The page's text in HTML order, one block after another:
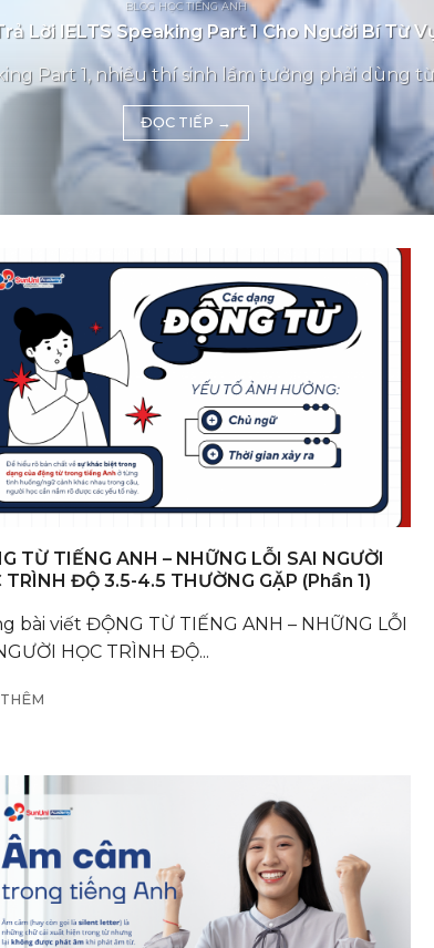
BLOG HỌC TIẾNG ANH
Lời IELTS Speaking Part 1 Cho Người Bí Từ
Part 1, nhiều thí sinh lầm tưởng phải dùng
ĐỌC TIẾP →
TỪ TIẾNG ANH – NHỮNG LỖI SAI NGƯỜI
TRÌNH ĐỘ 3.5-4.5 THƯỜNG GẶP (Phần 1)
bài viết ĐỘNG TỪ TIẾNG ANH – NHỮNG LỖI
HỌC TRÌNH ĐỘ...